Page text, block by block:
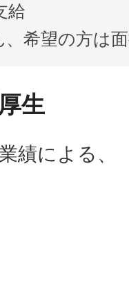
給
希望の方は
生
績による、